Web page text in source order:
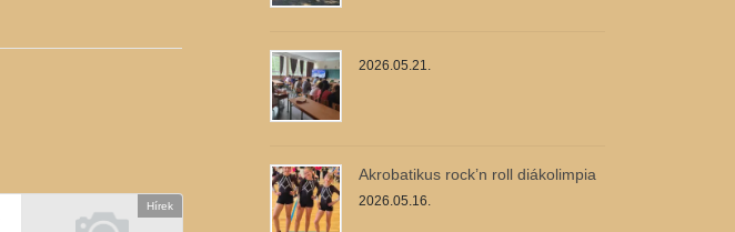
Hírek
2026.05.21.
Akrobatikus rock’n roll diákolimpia
2026.05.16.